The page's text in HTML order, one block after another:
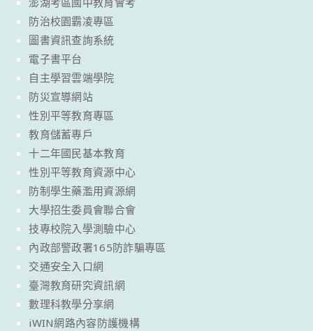
防治校園霸凌專區
圖書資訊查詢系統
電子書平台
自主學習雲端學院
防災宣導網站
性別平等教育專區
教育儲蓄專戶
十二年國民基本教育
性別平等教育資源中心
防制學生藥濫用資源網
大學招生委員會聯合會
技專校院入學測驗中心
內政部警政署165防詐騙專區
交通安全入口網
臺灣教育研究資訊網
數理科教學分享網
iWIN網路內容防護機構